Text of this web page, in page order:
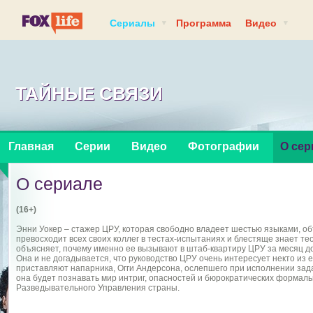
Сериалы Программа Видео
ТАЙНЫЕ СВЯЗИ
Главная Серии Видео Фотографии О
О сериале
(16+)
Энни Уокер – стажер ЦРУ, которая свободно владеет шестью языками,
превосходит всех своих коллег в тестах-испытаниях и блестяще знает
объясняет, почему именно ее вызывают в штаб-квартиру ЦРУ за месяц
Она и не догадывается, что руководство ЦРУ очень интересует некто из
приставляют напарника, Огги Андерсона, ослепшего при исполнении
она будет познавать мир интриг, опасностей и бюрократических
Разведывательного Управления страны.